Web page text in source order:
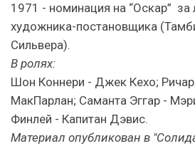
1971 - номинация на “Оскар”
художника-постановщика
Сильвера).
В ролях:
Шон Коннери - Джек Кехо;
МакПарлан; Саманта Эггар -
Финлей - Капитан Дэвис.
Материал опубликован в